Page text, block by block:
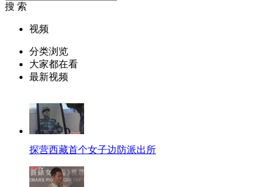
搜 索
视频
分类浏览
大家都在看
最新视频
探营西藏首个女子边防派出所